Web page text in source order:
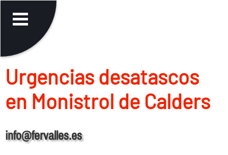
Urgencias desatascos
en Monistrol de Calders
info@fervalles.es